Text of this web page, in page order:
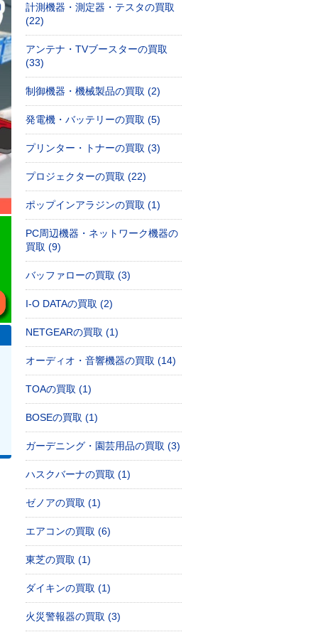
計測機器・測定器・テスタの買取
(22)
アンテナ・TVブースターの買取
(33)
制御機器・機械製品の買取 (2)
発電機・バッテリーの買取 (5)
プリンター・トナーの買取 (3)
プロジェクターの買取 (22)
ポップインアラジンの買取 (1)
PC周辺機器・ネットワーク機器の
買取 (9)
バッファローの買取 (3)
I-O DATAの買取 (2)
NETGEARの買取 (1)
オーディオ・音響機器の買取 (14)
TOAの買取 (1)
BOSEの買取 (1)
ガーデニング・園芸用品の買取 (3)
ハスクバーナの買取 (1)
ゼノアの買取 (1)
エアコンの買取 (6)
東芝の買取 (1)
ダイキンの買取 (1)
火災警報器の買取 (3)